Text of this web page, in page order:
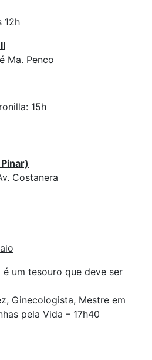
12h
Ma. Penco
15h
Costanera
um tesouro que deve ser
Ginecologista, Mestre em
pela Vida – 17h40